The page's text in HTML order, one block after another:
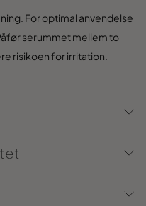
For optimal anvendelse
serummet mellem to
risikoen for irritation.